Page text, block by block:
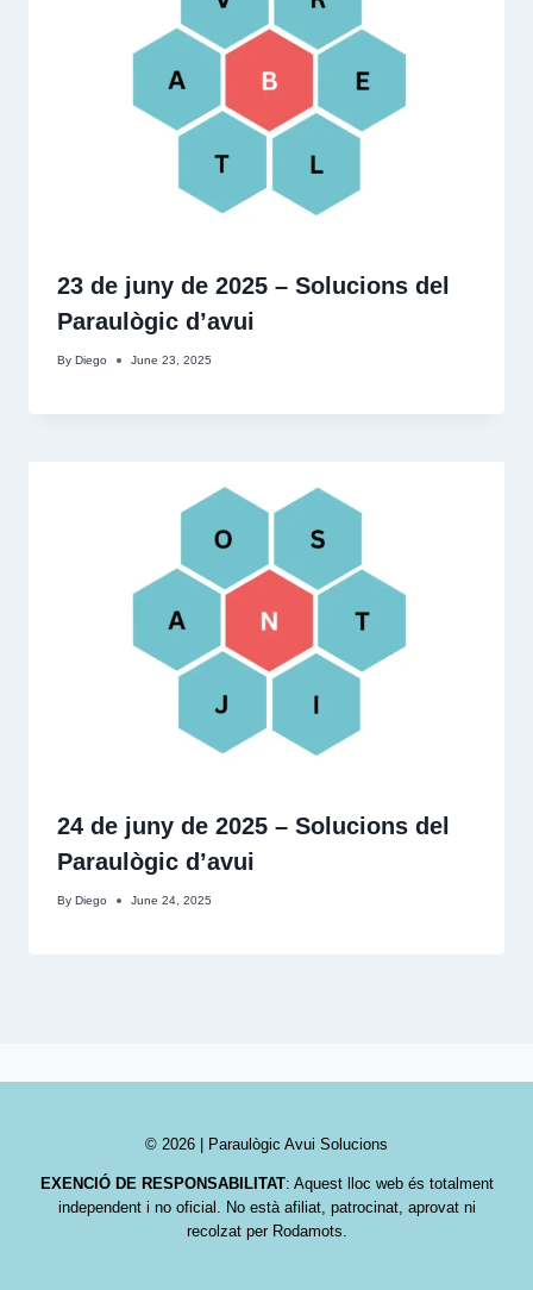
23 de juny de 2025 – Solucions del
Paraulògic d’avui
By Diego June 23, 2025
24 de juny de 2025 – Solucions del
Paraulògic d’avui
By Diego June 24, 2025
© 2026 | Paraulògic Avui Solucions
EXENCIÓ DE RESPONSABILITAT: Aquest lloc web és totalment
independent i no oficial. No està afiliat, patrocinat, aprovat ni
recolzat per Rodamots.